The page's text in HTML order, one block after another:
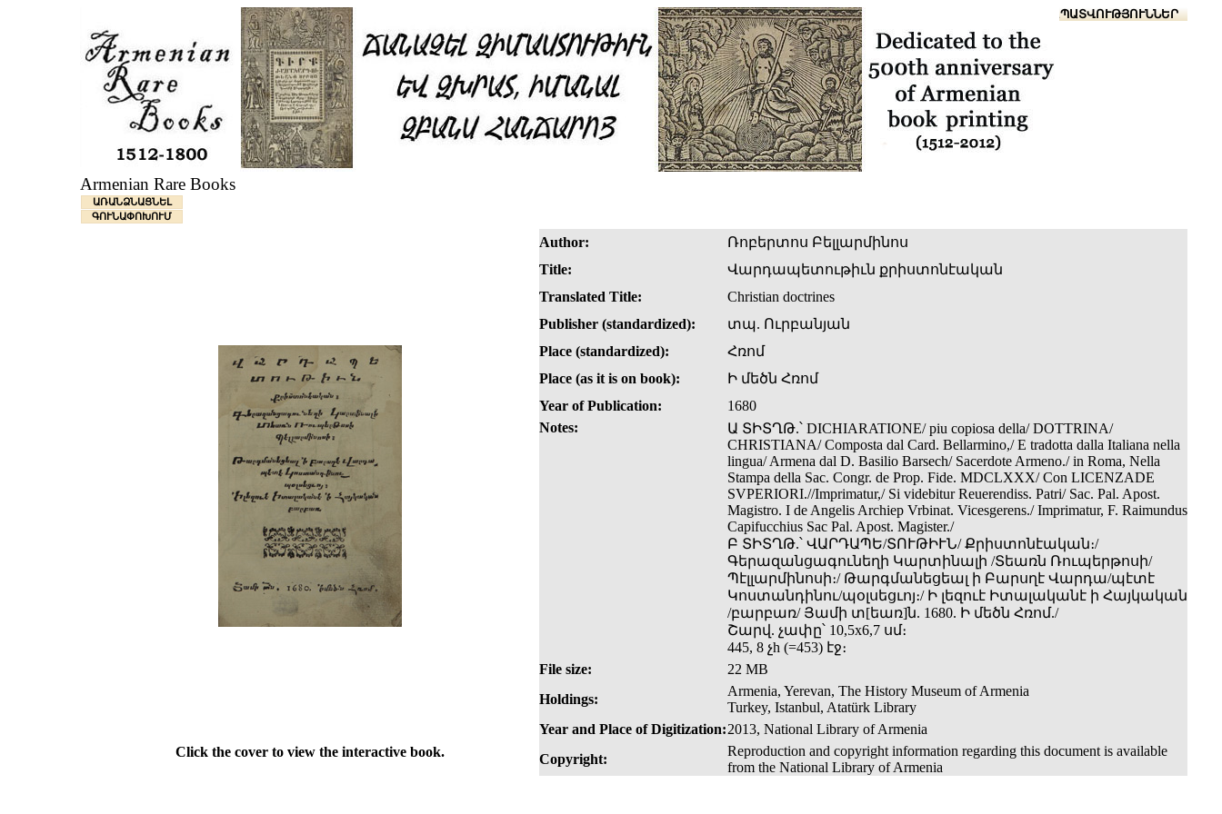
ՆԱԽԱՊԱՏՎՈՒԹՅՈՒՆՆԵՐ
Armenian Rare Books
ԱՌԱՆՁՆԱՑՆԵԼ
ԳՈՒՆԱՓՈԽՈՒՄ
Author:
Ռոբերտոս Բելլարմինոս
Title:
Վարդապետութիւն քրիստոնէական
Translated Title:
Christian doctrines
Publisher (standardized):
տպ. Ուրբանյան
Place (standardized):
Հռոմ
Place (as it is on book):
Ի մեծն Հռոմ
Year of Publication:
1680
Notes:
Ա ՏԻՏՂԹ.՝ DICHIARATIONE/ piu copiosa della/ DOTTRINA/
CHRISTIANA/ Composta dal Card. Bellarmino,/ E tradotta dalla Italiana nella
lingua/ Armena dal D. Basilio Barsech/ Sacerdote Armeno./ in Roma, Nella
Stampa della Sac. Congr. de Prop. Fide. MDCLXXX/ Con LICENZADE
SVPERIORI.//Imprimatur,/ Si videbitur Reuerendiss. Patri/ Sac. Pal. Apost.
Magistro. I de Angelis Archiep Vrbinat. Vicesgerens./ Imprimatur, F. Raimundus
Capifucchius Sac Pal. Apost. Magister./
Բ ՏԻՏՂԹ.՝ ՎԱՐԴԱՊԵ/ՏՈՒԹԻՒՆ/ Քրիստոնէական։/
Գերազանցագունեղի Կարտինալի /Տեառն Ռուպերթոսի/
Պէլլարմինոսի։/ Թարգմանեցեալ ի Բարսղէ Վարդա/պէտէ
Կոստանդինու/պօլսեցւոյ։/ Ի լեզուէ Իտալականէ ի Հայկական
/բարբառ/ Յամի տ[եառ]ն. 1680. Ի մեծն Հռոմ./
Շարվ. չափը՝ 10,5x6,7 սմ։
445, 8 չh (=453) էջ։
File size:
22 MB
Holdings:
Armenia, Yerevan, The History Museum of Armenia
Turkey, Istanbul, Atatürk Library
Year and Place of Digitization:2013, National Library of Armenia
Click the cover to view the interactive book.
Copyright:
Reproduction and copyright information regarding this document is available
from the National Library of Armenia